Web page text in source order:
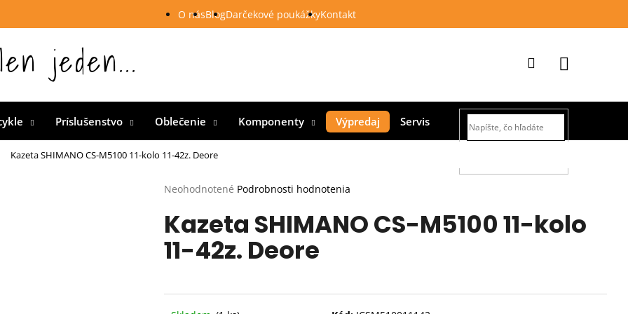
O násBlogDarčekové poukážkyKontakt
jeden...
Príslušenstvo Oblečenie Komponenty Výpredaj Servis
Prihlásenie
košík
Kazeta SHIMANO CS-M5100 11-kolo 11-42z. Deore
Priemerné
produktu
je
0,0
Neohodnotené Podrobnosti hodnotenia
Kazeta SHIMANO CS-M5100 11-kolo
11-42z. Deore